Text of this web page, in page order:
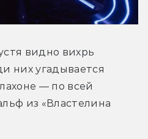
видно вихрь
них угадывается
— по всей
из «Властелина